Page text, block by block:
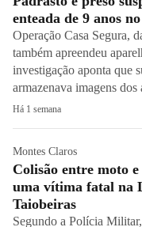
enteada de 9 anos
Operação Casa Segura,
também apreendeu
investigação aponta que
armazenava imagens dos
Há 1 semana
Montes Claros
Colisão entre moto
uma vítima fatal na
Taiobeiras
Segundo a Polícia